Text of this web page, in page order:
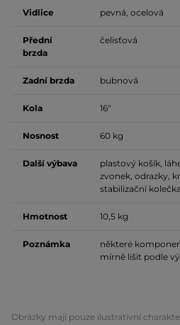
Vidlice pevná, ocelová
Přední
brzda
čelisťová
Zadní brzda bubnová
Kola 16"
Nosnost 60 kg
Další výbava
plastový košík,
zvonek, odrazky,
stabilizační kolečka
Hmotnost 10,5 kg
Poznámka
některé
mírně lišit podle
Obrázky mají pouze ilustrativní